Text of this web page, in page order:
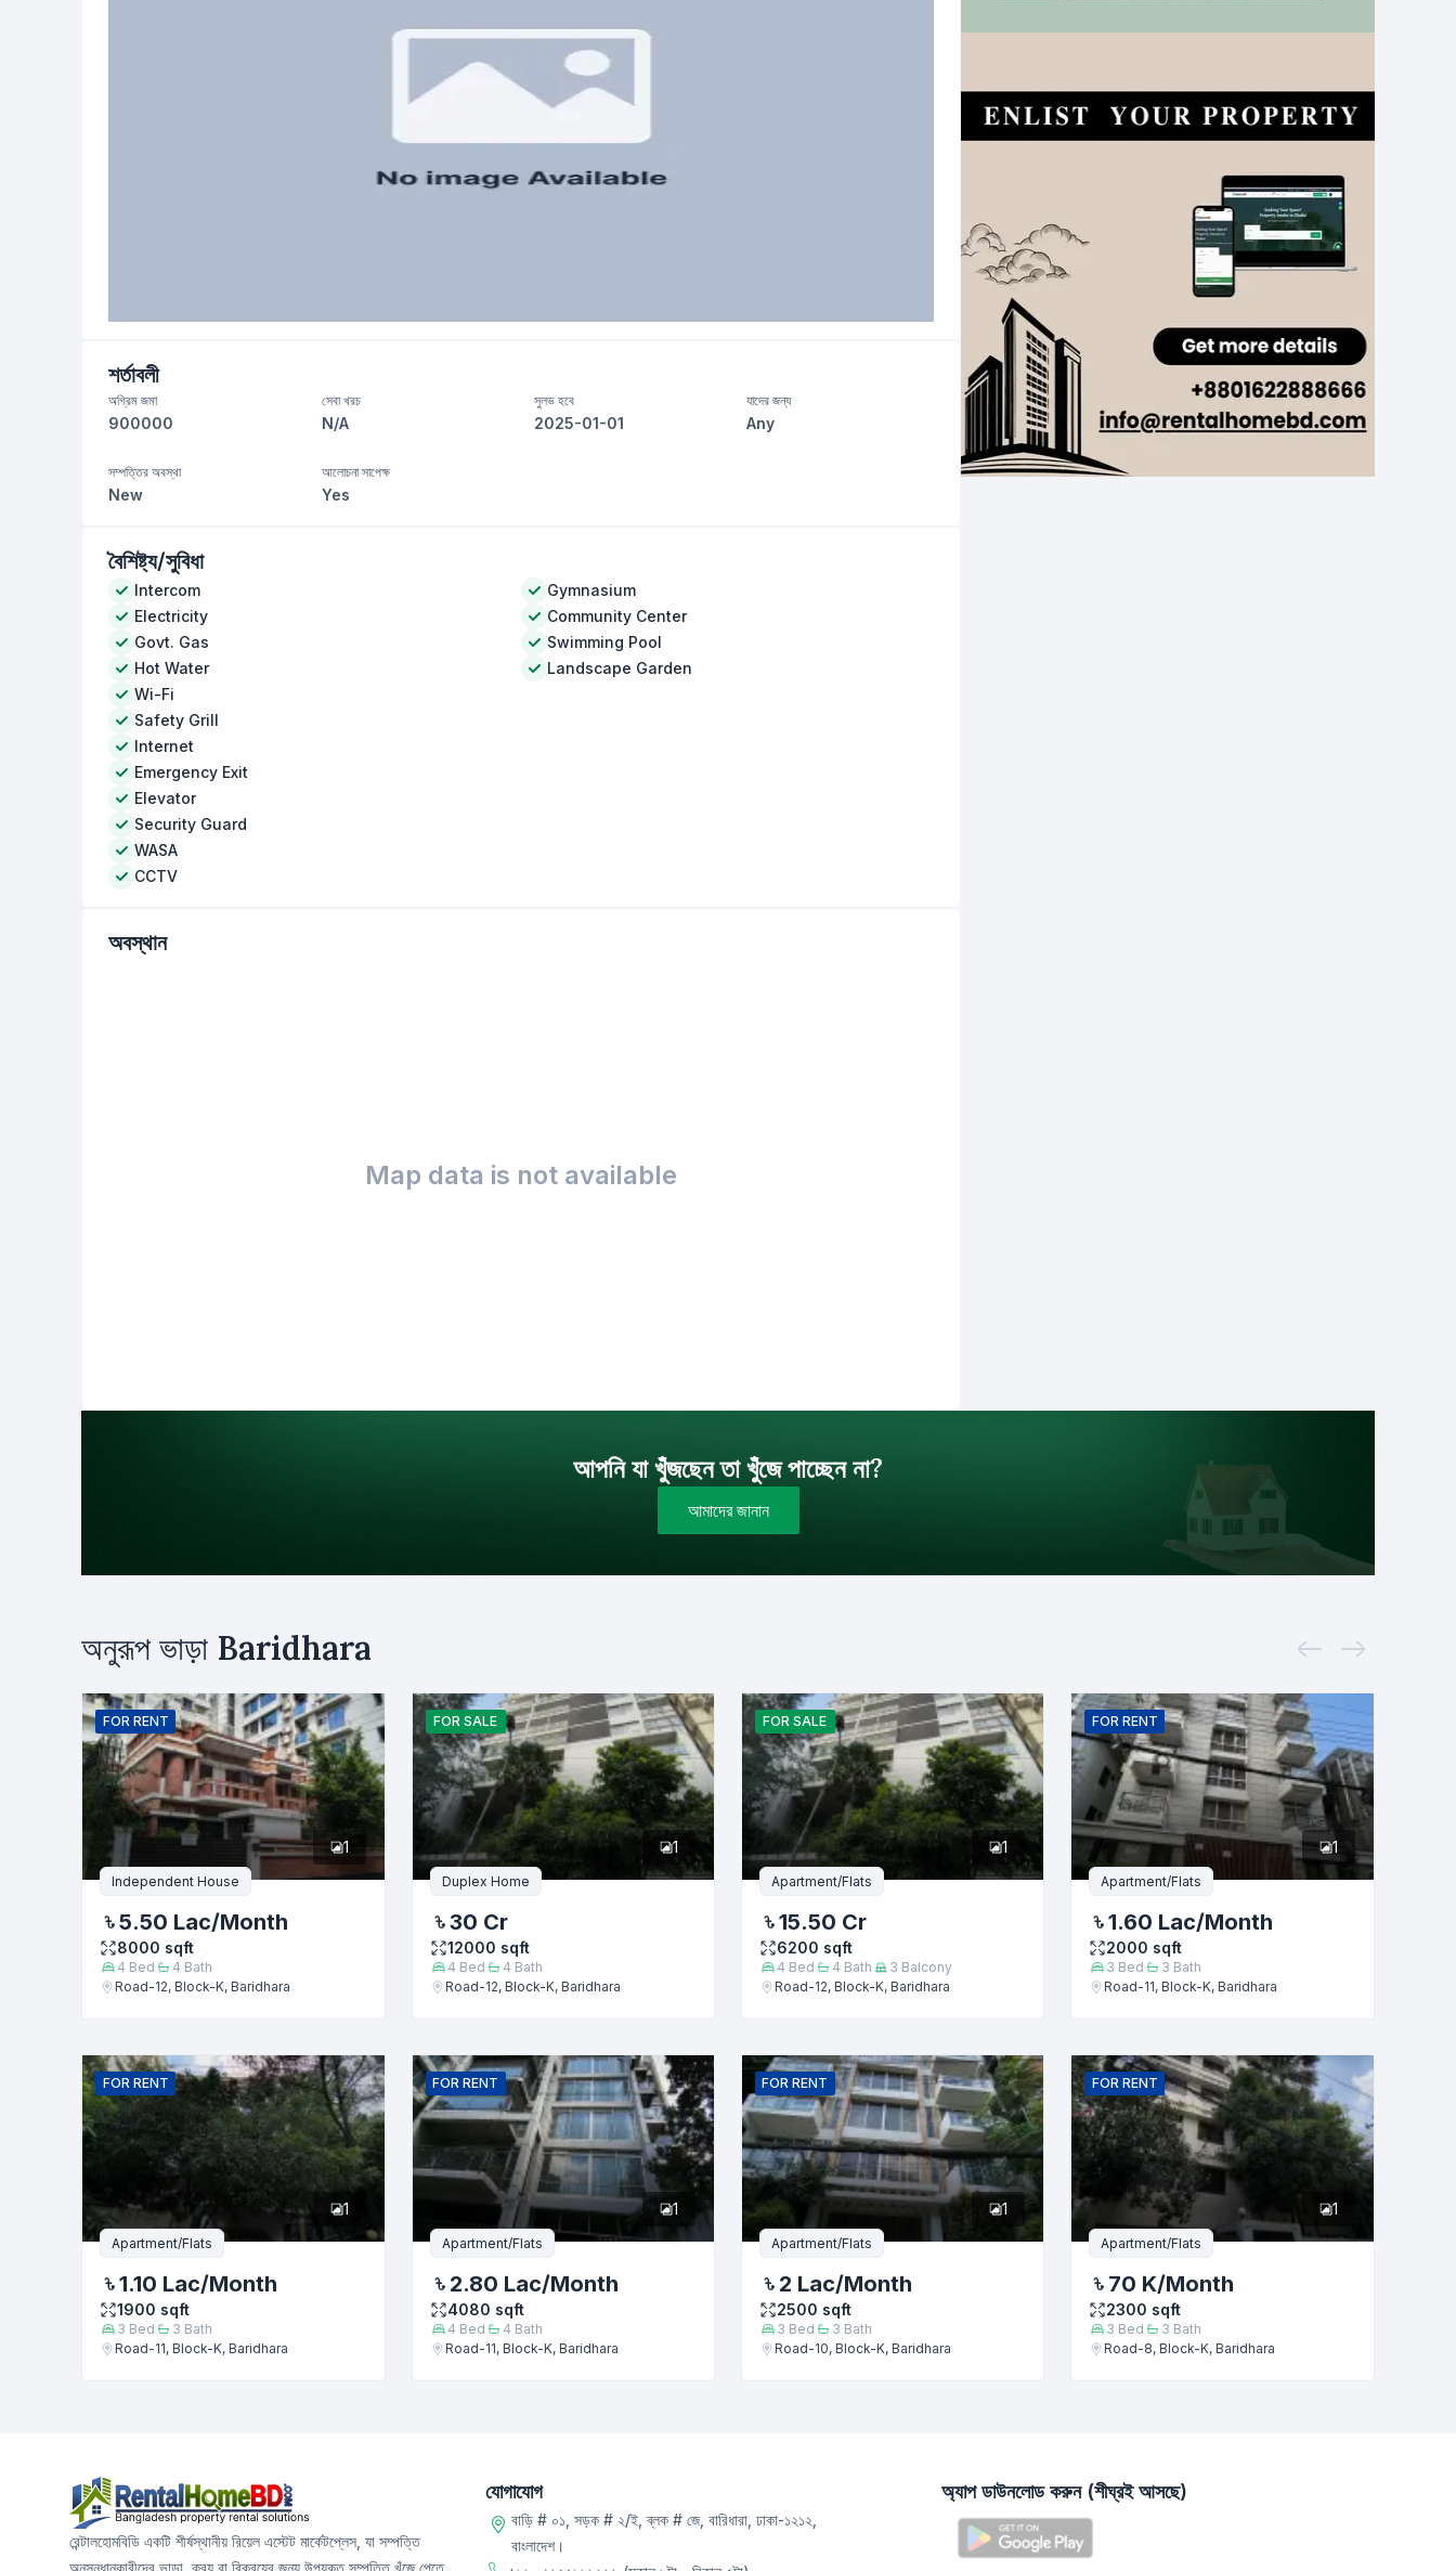
শর্তাবলী
অগ্রিম জমা
900000
সেবা খরচ
N/A
সুলভ হবে
2025-01-01
যাদের জন্য
Any
সম্পত্তির অবস্থা
New
আলোচনা সাপেক্ষ
Yes
বৈশিষ্ট্য/সুবিধা
Intercom
Electricity
Govt. Gas
Hot Water
Wi-Fi
Safety Grill
Internet
Emergency Exit
Elevator
Security Guard
WASA
CCTV
Gymnasium
Community Center
Swimming Pool
Landscape Garden
অবস্থান
Map data is not available
আপনি যা খুঁজছেন তা খুঁজে পাচ্ছেন না?
আমাদের জানান
ইমেইল
ফোন নম্বর
জমা দিন
অনুরূপ ভাড়া Baridhara
FOR RENT
1
Independent House
5.50 Lac/Month
8000 sqft
4 Bed 4 Bath
Road-12, Block-K, Baridhara
FOR SALE
1
Duplex Home
30 Cr
12000 sqft
4 Bed 4 Bath
Road-12, Block-K, Baridhara
FOR SALE
1
Apartment/Flats
15.50 Cr
6200 sqft
4 Bed 4 Bath 3 Balcony
Road-12, Block-K, Baridhara
FOR RENT
1
Apartment/Flats
1.60 Lac/Month
2000 sqft
3 Bed 3 Bath
Road-11, Block-K, Baridhara
FOR RENT
1
Apartment/Flats
1.10 Lac/Month
1900 sqft
3 Bed 3 Bath
Road-11, Block-K, Baridhara
FOR RENT
1
Apartment/Flats
2.80 Lac/Month
4080 sqft
4 Bed 4 Bath
Road-11, Block-K, Baridhara
FOR RENT
1
Apartment/Flats
2 Lac/Month
2500 sqft
3 Bed 3 Bath
Road-10, Block-K, Baridhara
FOR RENT
1
Apartment/Flats
70 K/Month
2300 sqft
3 Bed 3 Bath
Road-8, Block-K, Baridhara
রেন্টালহোমবিডি একটি শীর্ষস্থানীয় রিয়েল এস্টেট মার্কেটপ্লেস, যা সম্পত্তি
অনুসন্ধানকারীদের ভাড়া, ক্রয় বা বিক্রয়ের জন্য উপযুক্ত সম্পত্তি খুঁজে পেতে
যোগাযোগ
বাড়ি # ০১, সড়ক # ২/ই, ব্লক # জে, বারিধারা, ঢাকা-১২১২,
বাংলাদেশ।
অ্যাপ ডাউনলোড করুন (শীঘ্রই আসছে)